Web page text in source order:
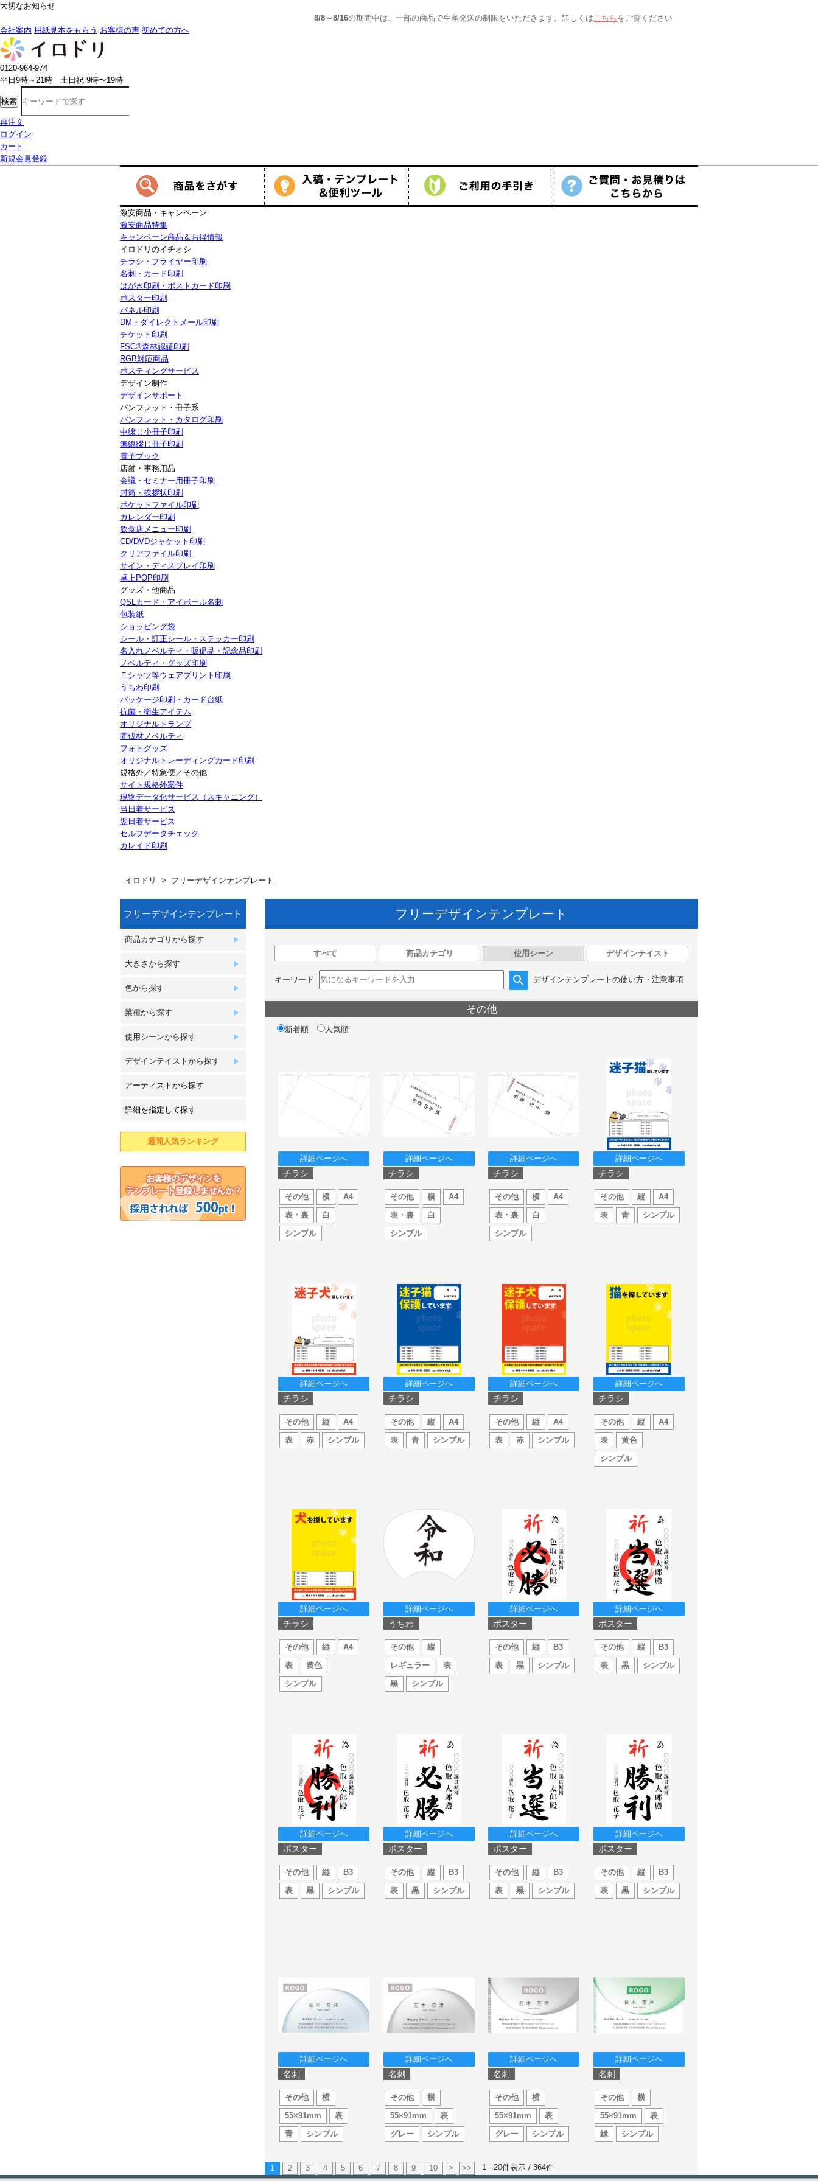
大切なお知らせ
こちらをご覧ください
会社案内 用紙見本をもらう お客様の声 初めての方へ
0120-964-974
平日9時～21時 土日祝 9時〜19時
検索
再注文
ログイン
カート
新規会員登録
激安商品・キャンペーン
激安商品特集
キャンペーン商品＆お得情報
イロドリのイチオシ
チラシ・フライヤー印刷
名刺・カード印刷
はがき印刷・ポストカード印刷
ポスター印刷
パネル印刷
DM・ダイレクトメール印刷
チケット印刷
FSC®森林認証印刷
RGB対応商品
ポスティングサービス
デザイン制作
デザインサポート
パンフレット・冊子系
パンフレット・カタログ印刷
中綴じ小冊子印刷
無線綴じ冊子印刷
電子ブック
店舗・事務用品
会議・セミナー用冊子印刷
封筒・挨拶状印刷
ポケットファイル印刷
カレンダー印刷
飲食店メニュー印刷
CD/DVDジャケット印刷
クリアファイル印刷
サイン・ディスプレイ印刷
卓上POP印刷
グッズ・他商品
QSLカード・アイボール名刺
包装紙
ショッピング袋
シール・訂正シール・ステッカー印刷
名入れノベルティ・販促品・記念品印刷
ノベルティ・グッズ印刷
Ｔシャツ等ウェアプリント印刷
うちわ印刷
パッケージ印刷・カード台紙
抗菌・衛生アイテム
オリジナルトランプ
間伐材ノベルティ
フォトグッズ
オリジナルトレーディングカード印刷
規格外／特急便／その他
サイト規格外案件
現物データ化サービス（スキャニング）
当日着サービス
翌日着サービス
セルフデータチェック
カレイド印刷
イロドリ フリーデザインテンプレート
フリーデザインテンプレート
商品カテゴリから探す
大きさから探す
色から探す
業種から探す
使用シーンから探す
デザインテイストから探す
アーティストから探す
詳細を指定して探す
週間人気ランキング
フリーデザインテンプレート
すべて 商品カテゴリ 使用シーン デザインテイスト
キーワード デザインテンプレートの使い方・注意事項
その他
新着順 人気順
詳細ページへ
チラシ
その他 横
A4
表・裏
白
シンプル
詳細ページへ
チラシ
その他 横
A4
表・裏
白
シンプル
詳細ページへ
チラシ
その他 横
A4
表・裏
白
シンプル
詳細ページへ
チラシ
その他 縦
A4
表
青 シンプル
詳細ページへ
チラシ
その他 縦
A4
表
赤 シンプル
詳細ページへ
チラシ
その他 縦
A4
表
青 シンプル
詳細ページへ
チラシ
その他 縦
A4
表
赤 シンプル
詳細ページへ
チラシ
その他 縦
A4
表
黄色
シンプル
詳細ページへ
チラシ
その他 縦
A4
表
黄色
シンプル
詳細ページへ
うちわ
その他
縦
レギュラー
表
黒
シンプル
詳細ページへ
ポスター
その他 縦
B3
表
黒 シンプル
詳細ページへ
ポスター
その他 縦
B3
表
黒 シンプル
詳細ページへ
ポスター
その他 縦
B3
表
黒 シンプル
詳細ページへ
ポスター
その他 縦
B3
表
黒 シンプル
詳細ページへ
ポスター
その他 縦
B3
表
黒 シンプル
詳細ページへ
ポスター
その他 縦
B3
表
黒 シンプル
詳細ページへ
名刺
その他
横
55×91mm
表
青
シンプル
詳細ページへ
名刺
その他
横
55×91mm
表
グレー
シンプル
詳細ページへ
名刺
その他
横
55×91mm
表
グレー
シンプル
詳細ページへ
名刺
その他
横
55×91mm
表
緑
シンプル
1 2 3 4 5 6 7 8 9 10 > >> 1 - 20件表示 / 364件